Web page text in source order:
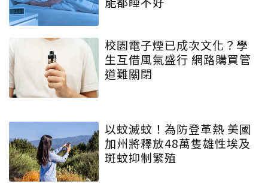
校園電子煙已成次文化？學
生互借風氣盛行 網路購買管
道難關閉
以蚊滅蚊！為防登革熱 美國
加州將釋放48萬隻雄性埃及
斑蚊抑制繁殖